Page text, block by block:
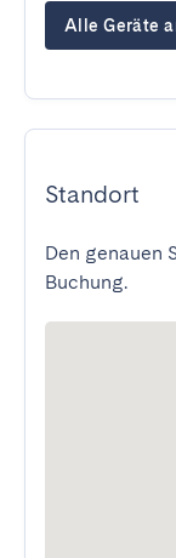
Alle Geräte
Standort
Den genauen
Buchung.